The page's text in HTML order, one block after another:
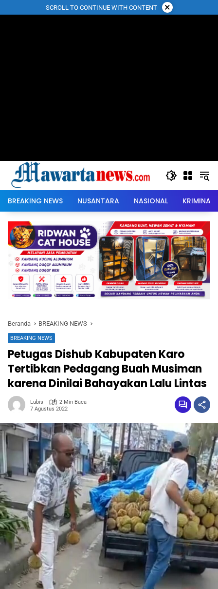
ke
SCROLL TO CONTINUE WITH CONTENT ×
BREAKING NEWS NUSANTARA NASIONAL KRIMINAL
Beranda BREAKING NEWS
BREAKING NEWS
Petugas Dishub Kabupaten Karo
Tertibkan Pedagang Buah Musiman
karena Dinilai Bahayakan Lalu Lintas
Lubis
2 Min Baca
7 Agustus 2022